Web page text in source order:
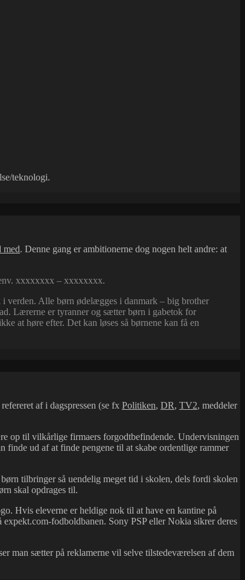
teknologi.
med. Denne gang er ambitionerne dog nogen helt andre: at
xxxxxxxx – xxxxxxxx.
verden. Alle børn ødelægges i danmark – big brother
Lærerne er tyranner og sætter børn i gabetok for
at høre efter. Det kan løses så børnene kan få en
af i dagspressen (se fx Politiken, DR, TV2, meddeler
op til vilkårlige firmaers forgodtbefindende. Undervisningen
ud af at finde pengene til at skabe ordentlige rammer
tilbringer så uendelig meget tid i skolen, dels fordi skolen
skal opdrages til.
Hvis eleverne er heldige nok til at have en kantine på
fodboldbanen. Sony PSP eller Nokia sikrer deres
man sætter på reklamerne vil selve tilstedeværelsen af dem